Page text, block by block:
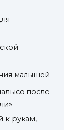
малышей
после
к рукам,